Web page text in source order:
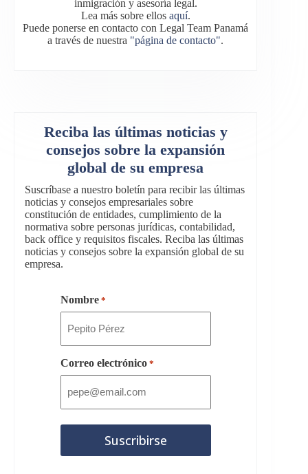
inmigración y asesoría legal.
Lea más sobre ellos aquí.
Puede ponerse en contacto con Legal Team Panamá
a través de nuestra "página de contacto".
Reciba las últimas noticias y
consejos sobre la expansión
global de su empresa
Suscríbase a nuestro boletín para recibir las últimas
noticias y consejos empresariales sobre
constitución de entidades, cumplimiento de la
normativa sobre personas jurídicas, contabilidad,
back office y requisitos fiscales. Reciba las últimas
noticias y consejos sobre la expansión global de su
empresa.
Nombre *
Correo electrónico *